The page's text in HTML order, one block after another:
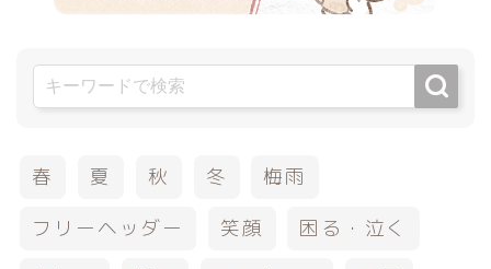
春 夏 秋 冬
梅雨
フリーヘッダー
笑顔
困る・泣く